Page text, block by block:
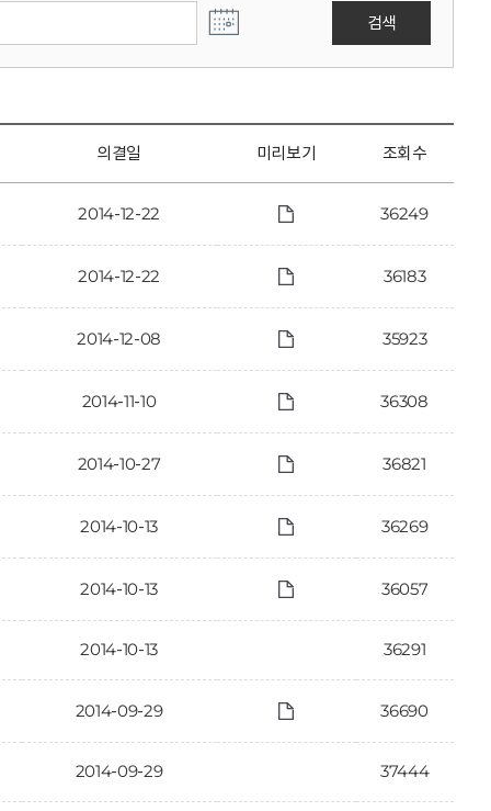
검색
의결일 미리보기 조회수
2014-12-22 36249
2014-12-22 36183
2014-12-08 35923
2014-11-10 36308
2014-10-27 36821
2014-10-13 36269
2014-10-13 36057
2014-10-13 36291
2014-09-29 36690
2014-09-29 37444